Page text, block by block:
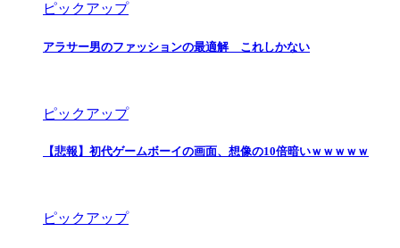
ピックアップ
アラサー男のファッションの最適解 これしかない
ピックアップ
【悲報】初代ゲームボーイの画面、想像の10倍暗いｗｗｗｗｗ
ピックアップ